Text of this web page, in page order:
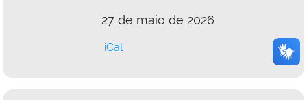
27 de maio de 2026
iCal